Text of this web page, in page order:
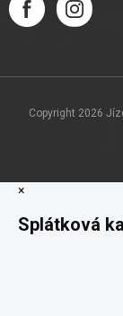
Copyright 2026
×
Splátková